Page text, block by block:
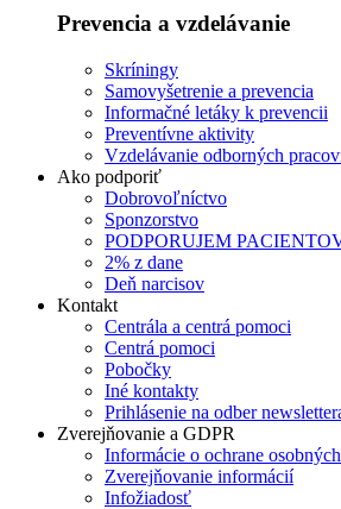
Prevencia a vzdelávanie
Skríningy
Samovyšetrenie a prevencia
Informačné letáky k prevencii
Preventívne aktivity
Vzdelávanie odborných
Ako podporiť
Dobrovoľníctvo
Sponzorstvo
PODPORUJEM
2% z dane
Deň narcisov
Kontakt
Centrála a centrá pomoci
Centrá pomoci
Pobočky
Iné kontakty
Prihlásenie na odber
Zverejňovanie a GDPR
Informácie o ochrane
Zverejňovanie informácií
Infožiadosť
tieto súbory
odmietnete,
niektoré
funkcie z
webovej
stránky zmiznú.
Marketing
Zdieľaním
záujmov a
správania
počas návštevy
našej stránky
zvyšujete šancu
na zobrazenie
kvalitnejšie
prispôsobeného
obsahu a